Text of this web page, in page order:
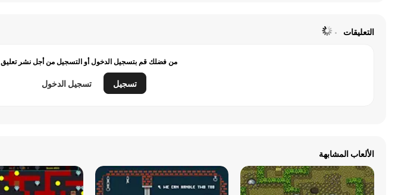
التعليقات
من فضلك قم بتسجيل الدخول أو التسجيل من أجل نشر تعليق
تسجيل تسجيل الدخول
الألعاب المشابهة